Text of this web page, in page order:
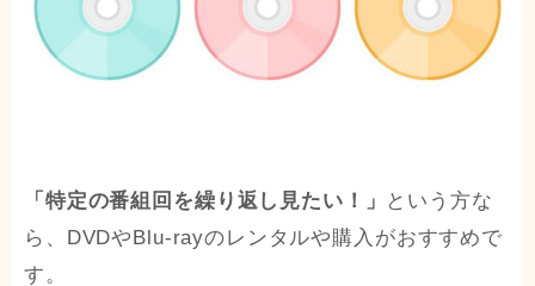
「特定の番組回を繰り返し見たい！」
という方な
ら、DVDやBlu-rayのレンタルや購入がおすすめで
す。